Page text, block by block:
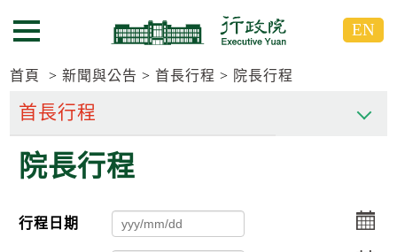
到
要
區
到
要
區
選單按鈕 EN
首頁 新聞與公告 首長行程 院長行程
院長行程
行程日期
選
擇